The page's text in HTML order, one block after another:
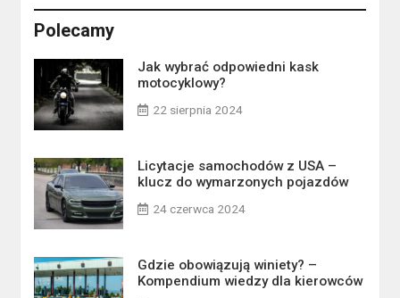
Polecamy
Jak wybrać odpowiedni kask
motocyklowy?
22 sierpnia 2024
Licytacje samochodów z USA –
klucz do wymarzonych pojazdów
24 czerwca 2024
Gdzie obowiązują winiety? –
Kompendium wiedzy dla kierowców